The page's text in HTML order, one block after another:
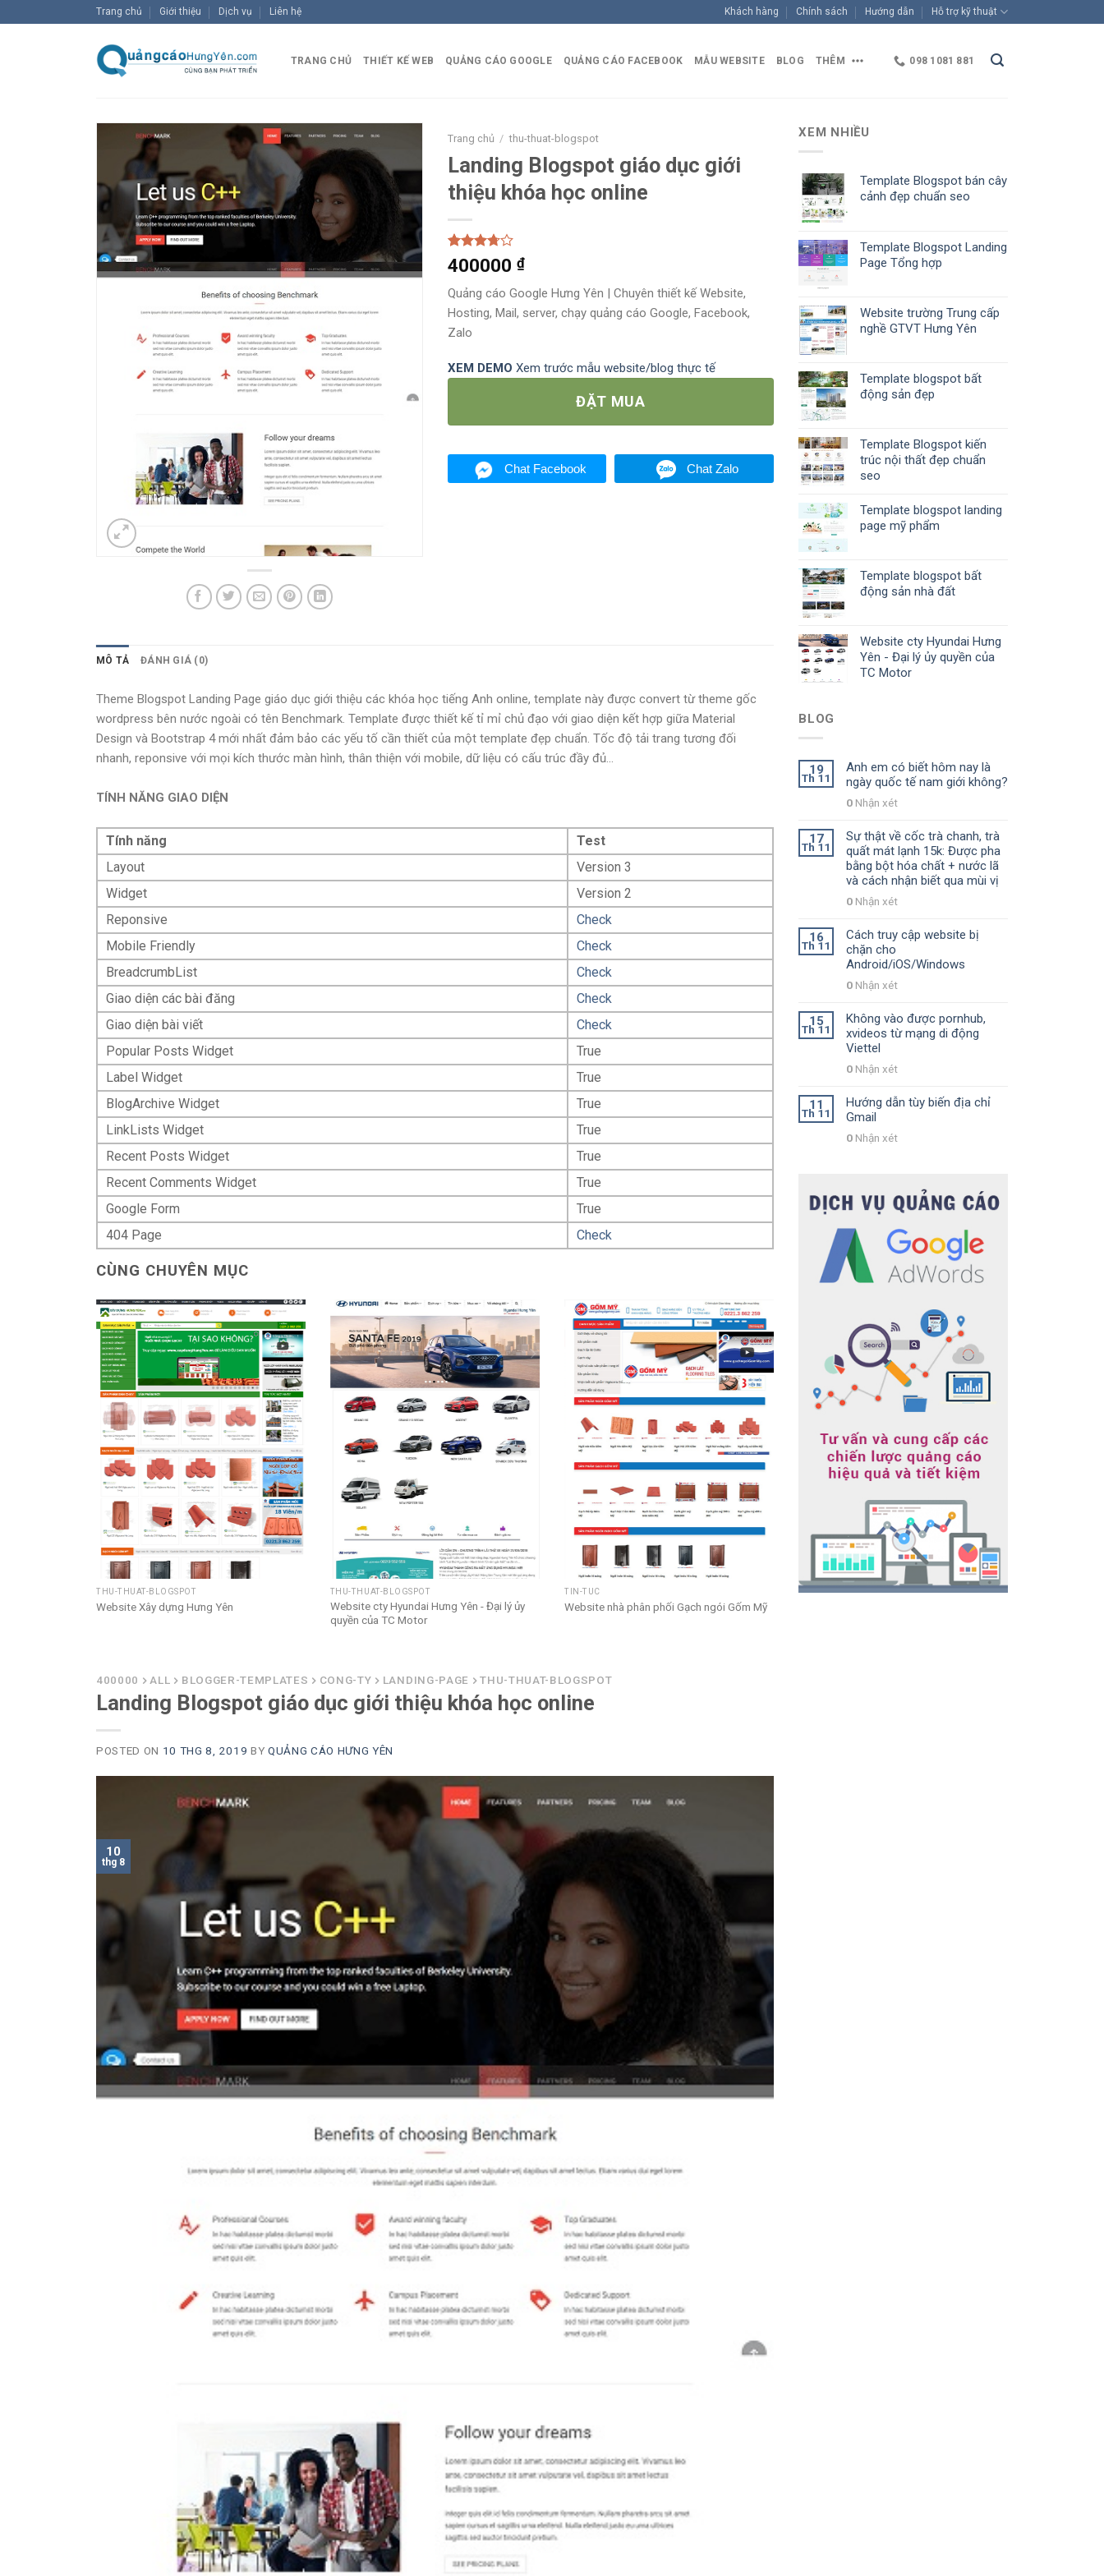
Trang chủ Giới thiệu Dịch vụ Liên hệ Khách hàng Chính sách Hướng dẫn Hỗ trợ kỹ thuật
TRANG CHỦ THIẾT KẾ WEB QUẢNG CÁO GOOGLE QUẢNG CÁO FACEBOOK MẪU WEBSITE BLOG THÊM 098 1081 881
Trang chủ / thu-thuat-blogspot
Landing Blogspot giáo dục giới
thiệu khóa học online
Rated
4.50out
of 5
based on
20
customer
ratings
400000 ₫
Quảng cáo Google Hưng Yên | Chuyên thiết kế Website,
Hosting, Mail, server, chạy quảng cáo Google, Facebook,
Zalo
XEM DEMO Xem trước mẫu website/blog thực tế
ĐẶT MUA
Chat Facebook Chat Zalo
MÔ TẢ ĐÁNH GIÁ (0)
Theme Blogspot Landing Page giáo dục giới thiệu các khóa học tiếng Anh online, template này được convert từ theme gốc
wordpress bên nước ngoài có tên Benchmark. Template được thiết kế tỉ mỉ chủ đạo với giao diện kết hợp giữa Material
Design và Bootstrap 4 mới nhất đảm bảo các yếu tố cần thiết của một template đẹp chuẩn. Tốc độ tải trang tương đối
nhanh, reponsive với mọi kích thước màn hình, thân thiện với mobile, dữ liệu có cấu trúc đầy đủ...
TÍNH NĂNG GIAO DIỆN
Tính năng
Test
Layout
Version 3
Widget
Version 2
Reponsive
Check
Mobile Friendly
Check
BreadcrumbList
Check
Giao diện các bài đăng
Check
Giao diện bài viết
Check
Popular Posts Widget
True
Label Widget
True
BlogArchive Widget
True
LinkLists Widget
True
Recent Posts Widget
True
Recent Comments Widget
True
Google Form
True
404 Page
Check
CÙNG CHUYÊN MỤC
THU-THUAT-BLOGSPOT
Website Xây dựng Hưng Yên
THU-THUAT-BLOGSPOT
Website cty Hyundai Hưng Yên - Đại lý ủy
quyền của TC Motor
TIN-TUC
Website nhà phân phối Gạch ngói Gốm Mỹ
TIN-TUC
400000 ALL BLOGGER-TEMPLATES CONG-TY LANDING-PAGE THU-THUAT-BLOGSPOT
Landing Blogspot giáo dục giới thiệu khóa học online
POSTED ON 10 THG 8, 2019 BY QUẢNG CÁO HƯNG YÊN
10
thg 8
XEM NHIỀU
Template Blogspot bán cây
cảnh đẹp chuẩn seo
Template Blogspot Landing
Page Tổng hợp
Website trường Trung cấp
nghề GTVT Hưng Yên
Template blogspot bất
động sản đẹp
Template Blogspot kiến
trúc nội thất đẹp chuẩn
seo
Template blogspot landing
page mỹ phẩm
Template blogspot bất
động sản nhà đất
Website cty Hyundai Hưng
Yên - Đại lý ủy quyền của
TC Motor
BLOG
19
Th 11
Anh em có biết hôm nay là
ngày quốc tế nam giới không?
0 Nhận xét
17
Th 11
Sự thật về cốc trà chanh, trà
quất mát lạnh 15k: Được pha
bằng bột hóa chất + nước lã
và cách nhận biết qua mùi vị
0 Nhận xét
16
Th 11
Cách truy cập website bị
chặn cho
Android/iOS/Windows
0 Nhận xét
15
Th 11
Không vào được pornhub,
xvideos từ mạng di động
Viettel
0 Nhận xét
11
Th 11
Hướng dẫn tùy biến địa chỉ
Gmail
0 Nhận xét